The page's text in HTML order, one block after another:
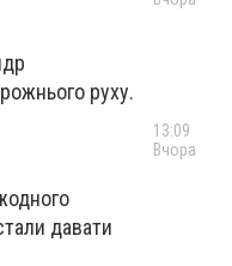
руху.
давати
13:09
Вчора